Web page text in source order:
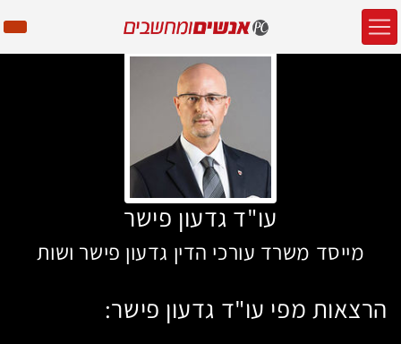
עו"ד גדעון פישר
מייסד משרד עורכי הדין גדעון פישר ושות
הרצאות מפי עו"ד גדעון פישר: